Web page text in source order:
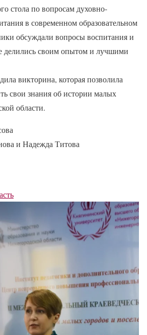
стола по вопросам духовно-
в современном образовательном
обсуждали вопросы воспитания и
делились своим опытом и лучшими
викторина, которая позволила
свои знания об истории малых
области.
и Надежда Титова